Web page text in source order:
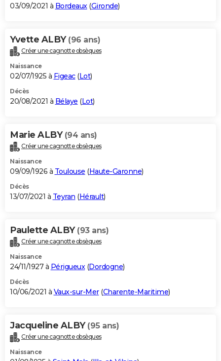
03/09/2021 à Bordeaux(Gironde)
Yvette ALBY (96 ans)
Créer une cagnotte obsèques
Naissance
02/07/1925 à Figeac(Lot)
Décès
20/08/2021 à Bélaye (Lot)
Marie ALBY (94 ans)
Créer une cagnotte obsèques
Naissance
09/09/1926 à Toulouse (Haute-Garonne)
Décès
13/07/2021 à Teyran (Hérault)
Paulette ALBY (93 ans)
Créer une cagnotte obsèques
Naissance
24/11/1927 à Périgueux(Dordogne)
Décès
10/06/2021 à Vaux-sur-Mer(Charente-Maritime)
Jacqueline ALBY (95 ans)
Créer une cagnotte obsèques
Naissance